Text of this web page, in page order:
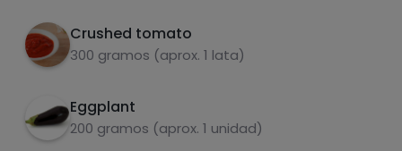
Crushed tomato
300 gramos (aprox. 1 lata)
Eggplant
200 gramos (aprox. 1 unidad)
carbohydrates proteins